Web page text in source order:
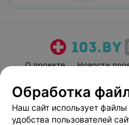
О проекте Новости
Пользовательское
Вакансии
Обработка
Наш сайт использует
удобства пользователей